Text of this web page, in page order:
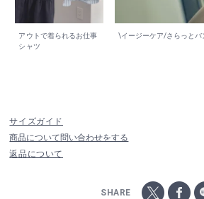
アウトで着られるお仕事
シャツ
\イージーケア/さらっとバ
サイズガイド
商品について問い合わせをする
返品について
SHARE